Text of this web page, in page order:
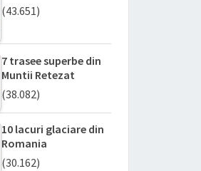
(43.651)
7 trasee superbe din
Muntii Retezat
(38.082)
10 lacuri glaciare din
Romania
(30.162)